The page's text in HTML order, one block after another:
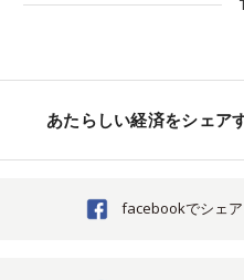
あたらしい経済をシェア
facebookでシェア